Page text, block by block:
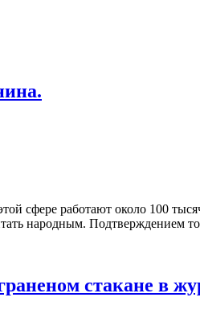
сфере работают около 100
народным. Подтверждением
стакане в